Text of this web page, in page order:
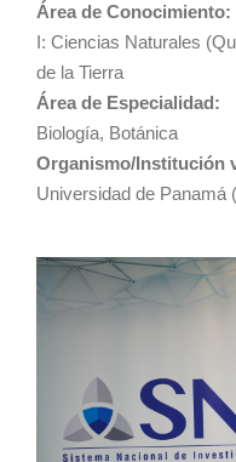
Área de Conocimiento:
I: Ciencias Naturales
de la Tierra
Área de Especialidad:
Biología, Botánica
Organismo/Institución
Universidad de Panamá